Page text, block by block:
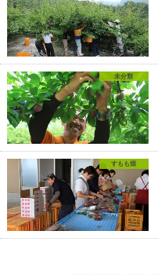
未分類
すもも畑